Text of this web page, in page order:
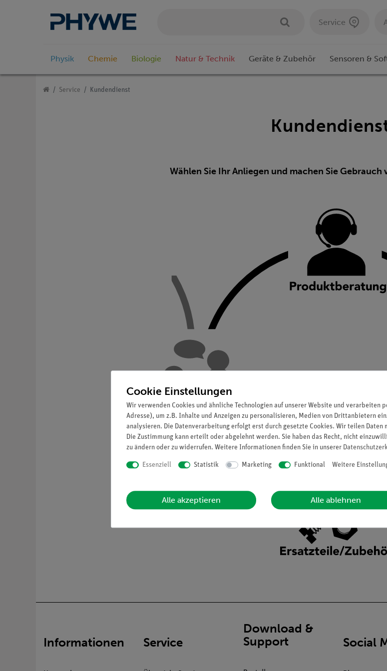
Service
Physik Chemie Biologie Natur & Technik Geräte & Zubehör Sensoren &
Service Kundendienst
Wählen Sie Ihr Anliegen und machen Sie
Informationen Service
Download &
Support
Social
Cookie Einstellungen
Wir verwenden Cookies und ähnliche Technologien auf unserer Website und verarbeiten
Adresse), um z.B. Inhalte und Anzeigen zu personalisieren, Medien von Drittanbietern
analysieren. Die Datenverarbeitung erfolgt erst durch gesetzte Cookies. Wir teilen
Die Zustimmung kann erteilt oder abgelehnt werden. Sie haben das Recht, nicht
zu ändern oder zu widerrufen. Weitere Informationen finden Sie in unserer
Essenziell Statistik Marketing Funktional Weitere
Alle akzeptieren Alle ablehnen